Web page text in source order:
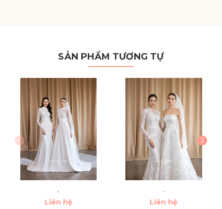
SẢN PHẨM TƯƠNG TỰ
.
Liên hệ
.
Liên hệ